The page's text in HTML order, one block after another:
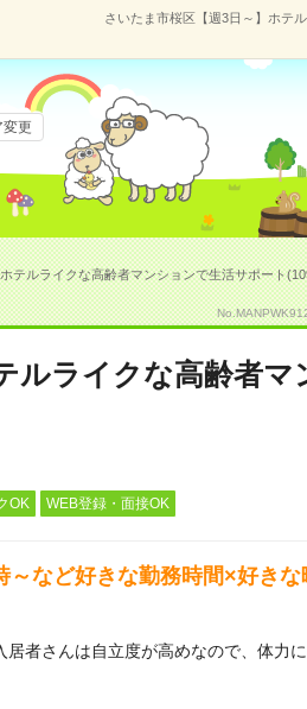
さいたま市桜区【週3日～】ホテ
変更
テルライクな高齢者マンションで生活サポート
ルライクな高齢者マ
OK WEB登録・面接OK
～など好きな勤務時間×好きな
者さんは自立度が高めなので、体力